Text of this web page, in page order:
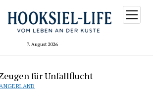
7. August 2026
Menü
öffnen
für Unfallflucht